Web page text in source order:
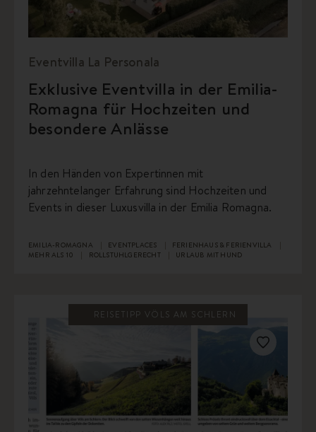
Eventvilla La Personala
Exklusive Eventvilla in der Emilia-
Romagna für Hochzeiten und
besondere Anlässe
In den Händen von Expertinnen mit
jahrzehntelanger Erfahrung sind Hochzeiten und
Events in dieser Luxusvilla in der Emilia Romagna.
EMILIA-ROMAGNA EVENTPLACES
FERIENHAUS & FERIENVILLA
MEHR ALS 10
ROLLSTUHLGERECHT URLAUB MIT HUND
REISETIPP VÖLS AM SCHLERN